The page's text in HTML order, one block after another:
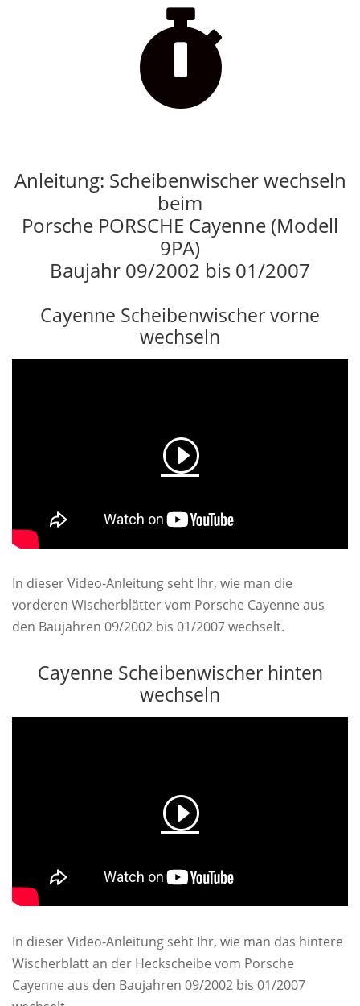

Anleitung: Scheibenwischer wechseln
beim
Porsche PORSCHE Cayenne (Modell
9PA)
Baujahr 09/2002 bis 01/2007
Cayenne Scheibenwischer vorne
wechseln
In dieser Video-Anleitung seht Ihr, wie man die
vorderen Wischerblätter vom Porsche Cayenne aus
den Baujahren 09/2002 bis 01/2007 wechselt.
Cayenne Scheibenwischer hinten
wechseln
In dieser Video-Anleitung seht Ihr, wie man das hintere
Wischerblatt an der Heckscheibe vom Porsche
Cayenne aus den Baujahren 09/2002 bis 01/2007